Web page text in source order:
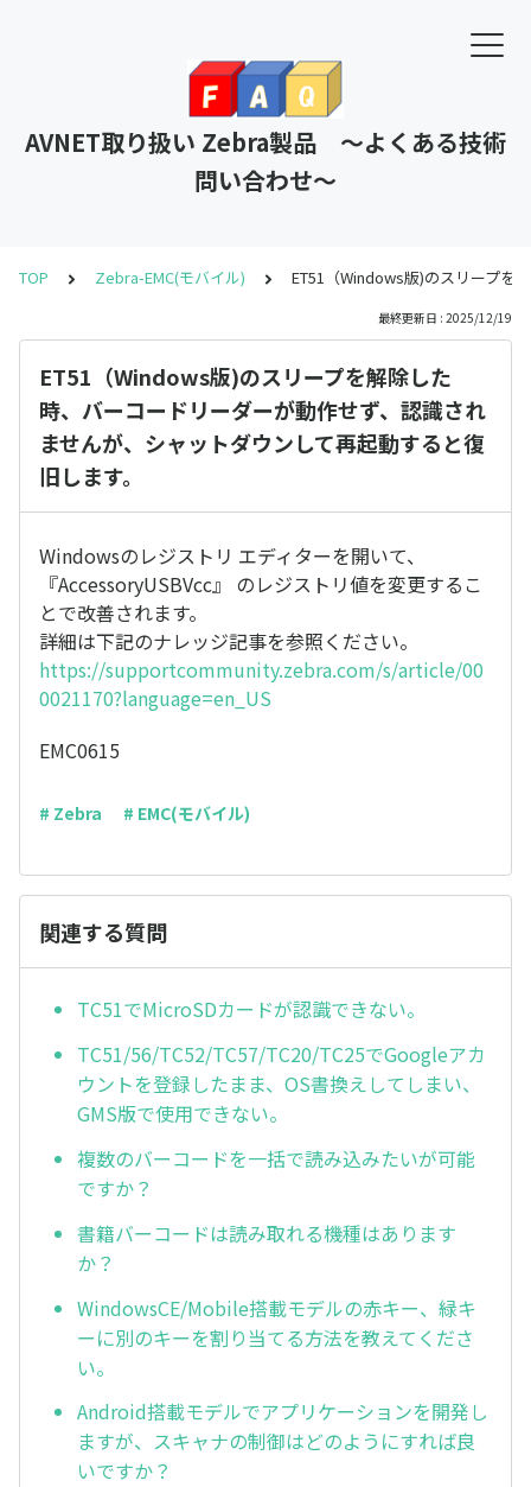
AVNET取り扱い Zebra製品 ～よくある技術
問い合わせ～
TOP Zebra-EMC(モバイル) ET51（Windows版)のスリープを
最終更新日 : 2025/12/19
ET51（Windows版)のスリープを解除した
時、バーコードリーダーが動作せず、認識され
ませんが、シャットダウンして再起動すると復
旧します。
Windowsのレジストリ エディターを開いて、
『AccessoryUSBVcc』 のレジストリ値を変更するこ
とで改善されます。
詳細は下記のナレッジ記事を参照ください。
https://supportcommunity.zebra.com/s/article/00
0021170?language=en_US
EMC0615
# Zebra # EMC(モバイル)
関連する質問
TC51でMicroSDカードが認識できない。
TC51/56/TC52/TC57/TC20/TC25でGoogleアカ
ウントを登録したまま、OS書換えしてしまい、
GMS版で使用できない。
複数のバーコードを一括で読み込みたいが可能
ですか？
書籍バーコードは読み取れる機種はあります
か？
WindowsCE/Mobile搭載モデルの赤キー、緑キ
ーに別のキーを割り当てる方法を教えてくださ
い。
Android搭載モデルでアプリケーションを開発し
ますが、スキャナの制御はどのようにすれば良
いですか？